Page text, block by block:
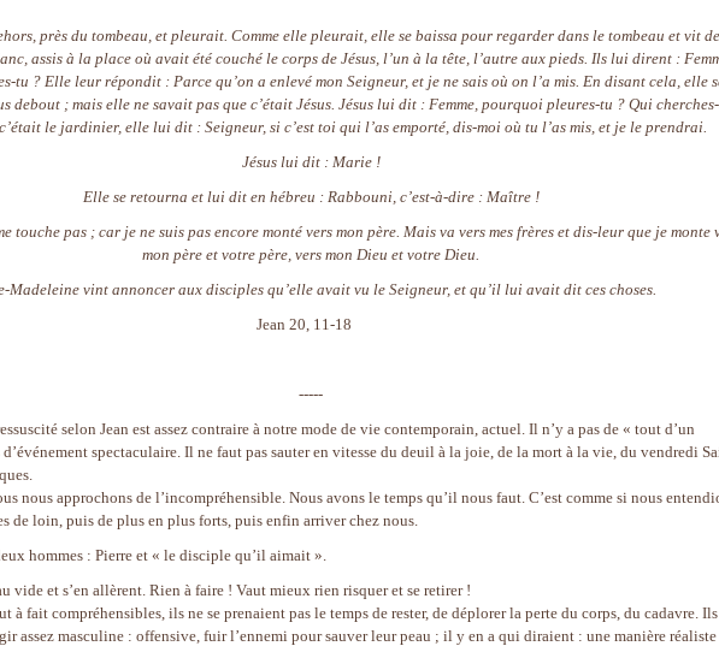
près du tombeau, et pleurait. Comme elle pleurait, elle se baissa pour regarder dans le tombeau et vit
assis à la place où avait été couché le corps de Jésus, l’un à la tête, l’autre aux pieds. Ils lui dirent :
tu ? Elle leur répondit : Parce qu’on a enlevé mon Seigneur, et je ne sais où on l’a mis. En disant cela, elle
debout ; mais elle ne savait pas que c’était Jésus. Jésus lui dit : Femme, pourquoi pleures-tu ? Qui
le jardinier, elle lui dit : Seigneur, si c’est toi qui l’as emporté, dis-moi où tu l’as mis, et je le prendrai.
Jésus lui dit : Marie !
Elle se retourna et lui dit en hébreu : Rabbouni, c’est-à-dire : Maître !
touche pas ; car je ne suis pas encore monté vers mon père. Mais va vers mes frères et dis-leur que je monte
mon père et votre père, vers mon Dieu et votre Dieu.
Madeleine vint annoncer aux disciples qu’elle avait vu le Seigneur, et qu’il lui avait dit ces choses.
Jean 20, 11-18
-----
selon Jean est assez contraire à notre mode de vie contemporain, actuel. Il n’y a pas de « tout d’un
d’événement spectaculaire. Il ne faut pas sauter en vitesse du deuil à la joie, de la mort à la vie, du vendredi
nous approchons de l’incompréhensible. Nous avons le temps qu’il nous faut. C’est comme si nous
de loin, puis de plus en plus forts, puis enfin arriver chez nous.
hommes : Pierre et « le disciple qu’il aimait ».
vide et s’en allèrent. Rien à faire ! Vaut mieux rien risquer et se retirer !
à fait compréhensibles, ils ne se prenaient pas le temps de rester, de déplorer la perte du corps, du cadavre.
assez masculine : offensive, fuir l’ennemi pour sauver leur peau ; il y en a qui diraient : une manière réaliste